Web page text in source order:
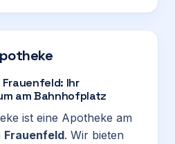
Ihr
am Bahnhofplatz
ist eine Apotheke am
Frauenfeld. Wir bieten